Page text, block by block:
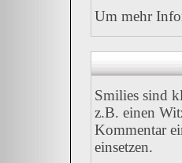
Um mehr
Smilies sind
z.B. einen
Kommentar
einsetzen.